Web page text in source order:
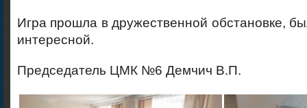
Игра прошла в дружественной обстановке,
интересной.
Председатель ЦМК №6 Демчич В.П.